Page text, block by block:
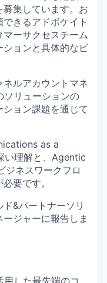
集しています。お
きるアドボケイト
ーサクセスチーム
ションと具体的なビ
ルアカウントマネ
リューションの
ョン課題を通じて
as a
い理解と、Agentic
ネスワークフロ
要です。
&パートナーソリ
ジャーに報告しま
した最先端のコ